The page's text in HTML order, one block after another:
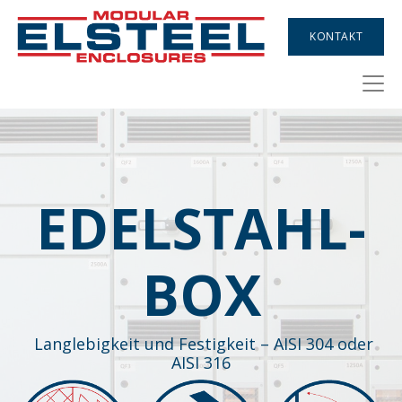
KONTAKT
EDELSTAHL-
BOX
Langlebigkeit und Festigkeit – AISI 304 oder
AISI 316